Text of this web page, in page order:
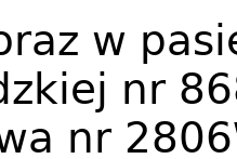
w
nr
nr